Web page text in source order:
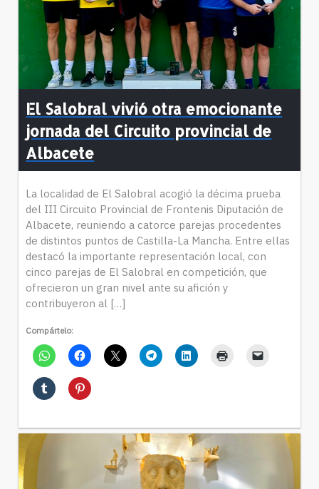
El Salobral vivió otra emocionante
jornada del Circuito provincial de
Albacete
La localidad de El Salobral acogió la décima prueba
del III Circuito Provincial de Frontenis Diputación de
Albacete, reuniendo a catorce parejas procedentes
de distintos puntos de Castilla-La Mancha. Entre ellas
destacó la importante representación local, con
cinco parejas de El Salobral en competición, que
ofrecieron un gran nivel ante su afición y
contribuyeron al […]
Compártelo: